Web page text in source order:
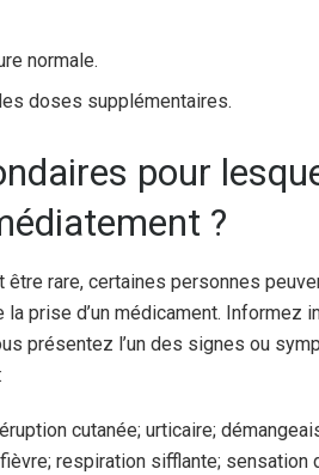
normale.
doses supplémentaires.
pour
?
être rare, certaines personnes
prise d’un médicament. Informez
présentez l’un des signes ou
cutanée; urticaire;
respiration sifflante; sensation